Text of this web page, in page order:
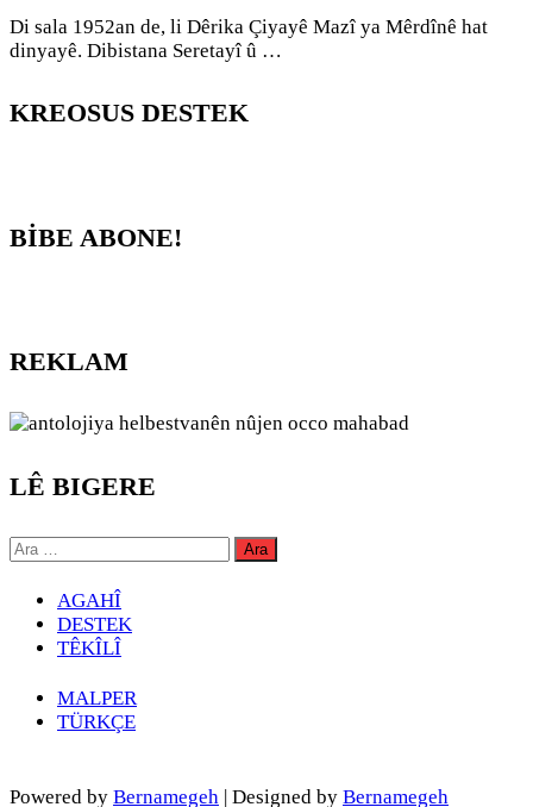
Di sala 1952an de, li Dêrika Çiyayê Mazî ya Mêrdînê hat
dinyayê. Dibistana Seretayî û …
KREOSUS DESTEK
BİBE ABONE!
REKLAM
LÊ BIGERE
Arama:
AGAHÎ
DESTEK
TÊKÎLÎ
MALPER
TÜRKÇE
Powered by Bernamegeh | Designed by Bernamegeh